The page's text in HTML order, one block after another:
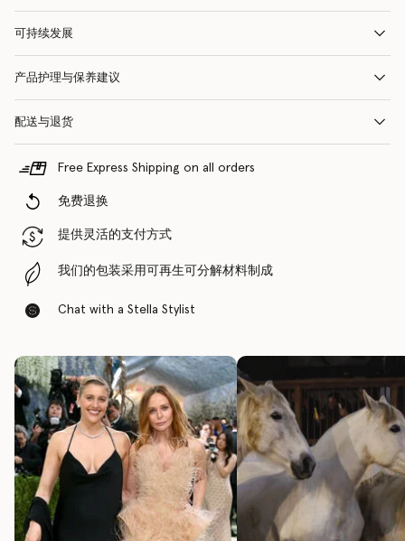
可持续发展
产品护理与保养建议
配送与退货
Free Express Shipping on all orders
免费退换
提供灵活的支付方式
我们的包装采用可再生可分解材料制成
Chat with a Stella Stylist